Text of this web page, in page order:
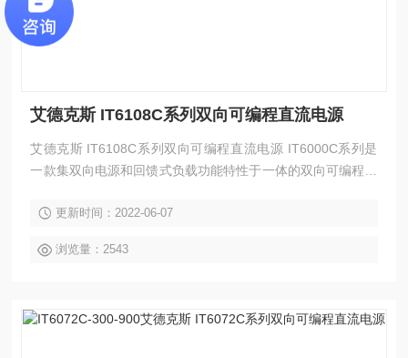
艾德克斯 IT6108C系列双向可编程直流电源
艾德克斯 IT6108C系列双向可编程直流电源 IT6000C系列是
一款集双向电源和回馈式负载功能特性于一体的双向可编程直
力，不但可以吸收功率还能将消耗的能量清洁的返回至电网，
模式支持并联，主动均流，功率可扩展至1.152MW。
更新时间：2022-06-07
浏览量：2543